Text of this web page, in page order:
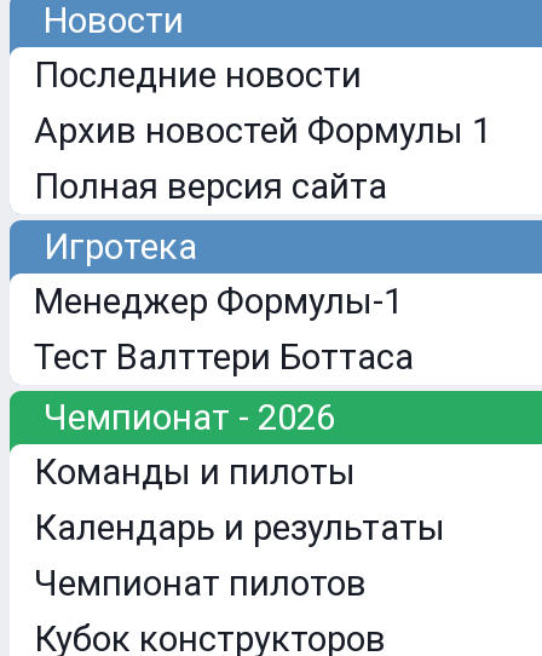
Новости
Последние новости
Архив новостей Формулы 1
Полная версия сайта
Игротека
Менеджер Формулы-1
Тест Валттери Боттаса
Чемпионат - 2026
Команды и пилоты
Календарь и результаты
Чемпионат пилотов
Кубок конструкторов